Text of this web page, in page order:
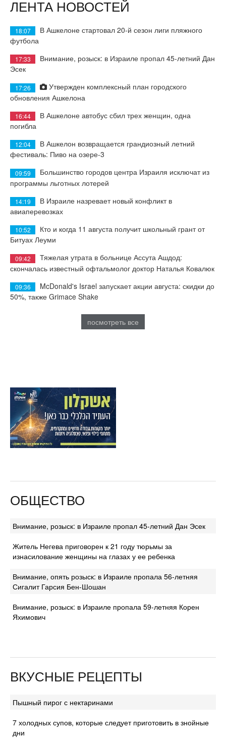
ЛЕНТА НОВОСТЕЙ
18:07
В Ашкелоне стартовал 20-й сезон лиги пляжного
футбола
17:33
Внимание, розыск: в Израиле пропал 45-летний Дан
Эсек
17:26
Утвержден комплексный план городского
обновления Ашкелона
16:44
В Ашкелоне автобус сбил трех женщин, одна
погибла
12:04
В Ашкелон возвращается грандиозный летний
фестиваль: Пиво на озере-3
09:59
Большинство городов центра Израиля исключат из
программы льготных лотерей
14:19
В Израиле назревает новый конфликт в
авиаперевозках
10:52
Кто и когда 11 августа получит школьный грант от
Битуах Леуми
09:42
Тяжелая утрата в больнице Ассута Ашдод:
скончалась известный офтальмолог доктор Наталья Ковалюк
09:36
McDonald's Israel запускает акции августа: скидки до
50%, также Grimace Shake
посмотреть все
ОБЩЕСТВО
Внимание, розыск: в Израиле пропал 45-летний Дан Эсек
Житель Негева приговорен к 21 году тюрьмы за
изнасилование женщины на глазах у ее ребенка
Внимание, опять розыск: в Израиле пропала 56-летняя
Сигалит Гарсия Бен-Шошан
Внимание, розыск: в Израиле пропала 59-летняя Корен
Яхимович
ВКУСНЫЕ РЕЦЕПТЫ
Пышный пирог с нектаринами
7 холодных супов, которые следует приготовить в знойные
дни